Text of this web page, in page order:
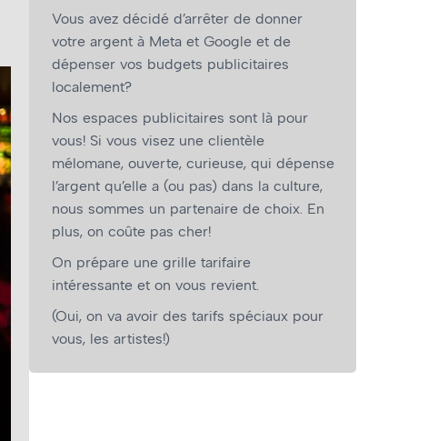
Vous avez décidé d’arrêter de donner
votre argent à Meta et Google et de
dépenser vos budgets publicitaires
localement?
Nos espaces publicitaires sont là pour
vous! Si vous visez une clientèle
mélomane, ouverte, curieuse, qui dépense
l’argent qu’elle a (ou pas) dans la culture,
nous sommes un partenaire de choix. En
plus, on coûte pas cher!
On prépare une grille tarifaire
intéressante et on vous revient.
(Oui, on va avoir des tarifs spéciaux pour
vous, les artistes!)